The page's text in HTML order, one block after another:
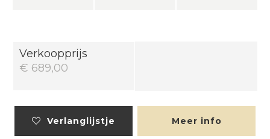
Verkoopprijs
€ 689,00
Verlanglijstje Meer info